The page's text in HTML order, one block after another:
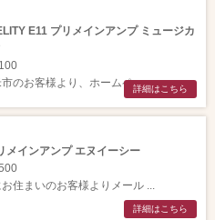
E11 プリメインアンプ ミュージカ
のお客様より、ホームペー ...詳細はこちら
メインアンプ エヌイーシー
住まいのお客様よりメール ...
詳細はこちら